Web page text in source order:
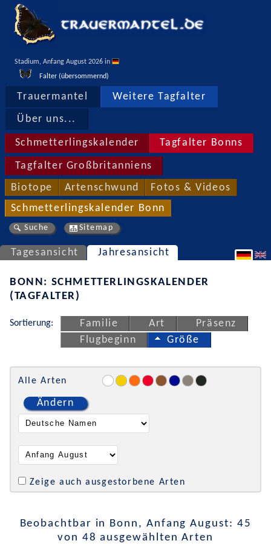
Stadium, Anfang August 2026 in
Falter (übersommernd)
Trauermantel Weitere Tagfalter
Über uns...
Schmetterlingskalender Tagfalter Bonns
Tagfalter Großbritanniens
Biotope Artenschwund Fotos & Videos
Schmetterlingskalender Bonn
Suche Sitemap
Tagesansicht Jahresansicht
BONN: SCHMETTERLINGSKALENDER
(TAGFALTER)
Sortierung: Familie Art
Präsenz
Flugbeginn
Größe
Alle Arten
Ändern
Zeige auch ausgestorbene Arten
Beobachtbar in Bonn, Anfang August: 45
von 48 ausgewählten Arten